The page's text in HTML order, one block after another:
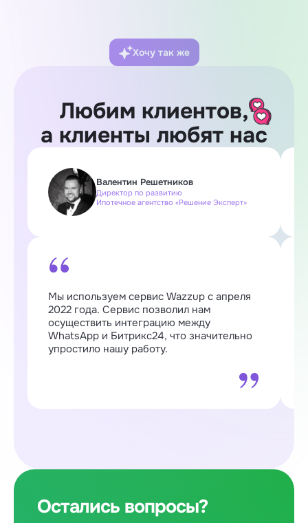
Хочу так же
Любим клиентов,
а клиенты любят нас
Валентин Решетников
Директор по развитию
Ипотечное агентство «Решение Эксперт»
Мы используем сервис Wazzup с апреля
2022 года. Сервис позволил нам
осуществить интеграцию между
WhatsApp и Битрикс24, что значительно
упростило нашу работу.
Остались вопросы?